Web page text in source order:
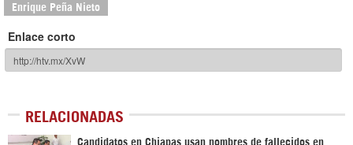
Enrique Peña Nieto
Enlace corto
RELACIONADAS
Candidatos en Chiapas usan nombres de fallecidos en